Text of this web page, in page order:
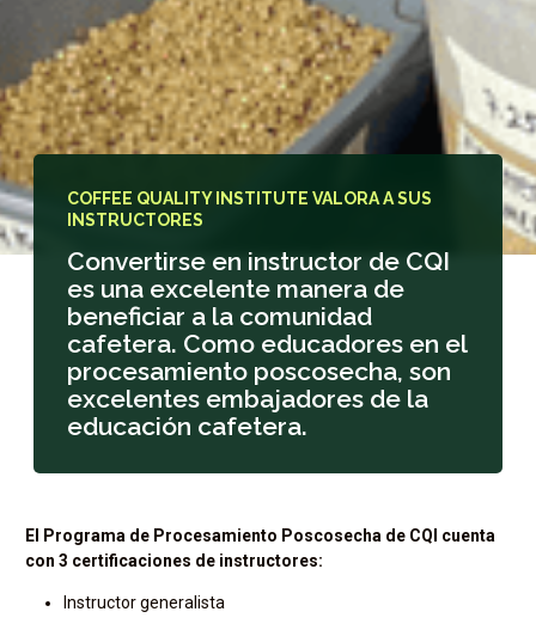
COFFEE QUALITY INSTITUTE VALORA A SUS
INSTRUCTORES
Convertirse en instructor de CQI
es una excelente manera de
beneficiar a la comunidad
cafetera. Como educadores en el
procesamiento poscosecha, son
excelentes embajadores de la
educación cafetera.
El Programa de Procesamiento Poscosecha de CQI cuenta
con 3 certificaciones de instructores:
Instructor generalista